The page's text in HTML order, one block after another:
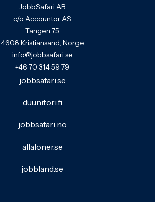
JobbSafari AB
c/o Accountor AS
Tangen 75
4608 Kristiansand, Norge
info@jobbsafari.se
+46 70 314 59 79
jobbsafari.se
duunitori.fi
jobbsafari.no
allaloner.se
jobbland.se